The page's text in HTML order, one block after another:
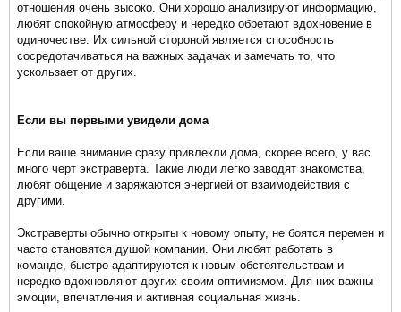
отношения очень высоко. Они хорошо анализируют информацию,
любят спокойную атмосферу и нередко обретают вдохновение в
одиночестве. Их сильной стороной является способность
сосредотачиваться на важных задачах и замечать то, что
ускользает от других.
Если вы первыми увидели дома
Если ваше внимание сразу привлекли дома, скорее всего, у вас
много черт экстраверта. Такие люди легко заводят знакомства,
любят общение и заряжаются энергией от взаимодействия с
другими.
Экстраверты обычно открыты к новому опыту, не боятся перемен и
часто становятся душой компании. Они любят работать в
команде, быстро адаптируются к новым обстоятельствам и
нередко вдохновляют других своим оптимизмом. Для них важны
эмоции, впечатления и активная социальная жизнь.